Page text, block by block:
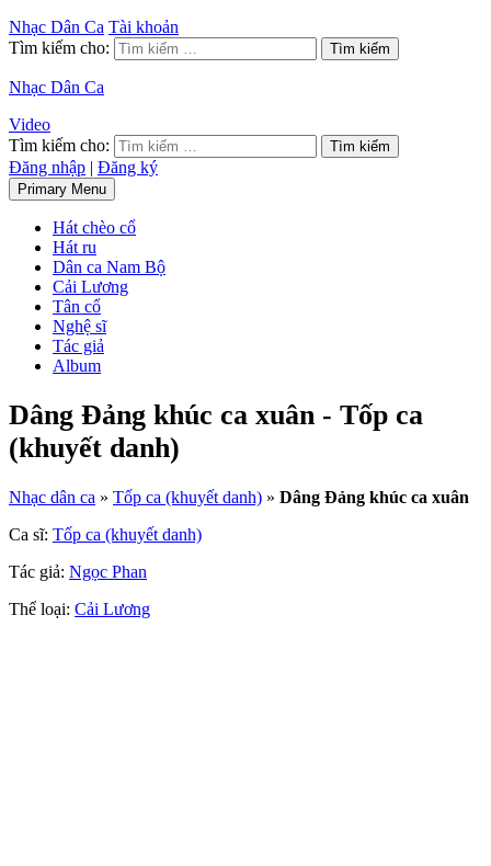
Nhạc Dân Ca Tài khoản
Tìm kiếm cho:
Nhạc Dân Ca
Video
Tìm kiếm cho:
Đăng nhập | Đăng ký
Primary Menu
Hát chèo cổ
Hát ru
Dân ca Nam Bộ
Cải Lương
Tân cổ
Nghệ sĩ
Tác giả
Album
Dâng Đảng khúc ca xuân - Tốp ca
(khuyết danh)
Nhạc dân ca » Tốp ca (khuyết danh) » Dâng Đảng khúc ca xuân
Ca sĩ: Tốp ca (khuyết danh)
Tác giả: Ngọc Phan
Thể loại: Cải Lương